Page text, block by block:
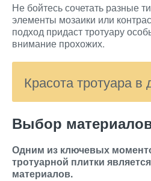
Не бойтесь сочетать разные
элементы мозаики или
подход придаст тротуару
внимание прохожих.
Красота тротуара в
Выбор
Одним из ключевых
тротуарной плитки
материалов.